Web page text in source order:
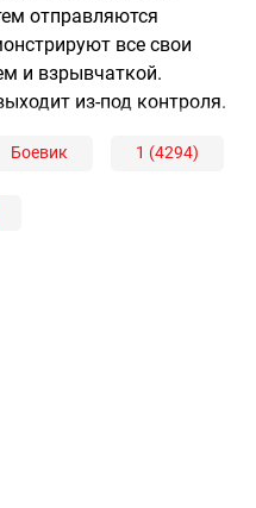
отправляются
все свои
и взрывчаткой.
из-под контроля.
Боевик 1 (4294)